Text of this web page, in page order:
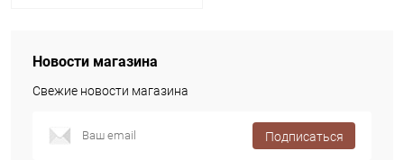
Новости магазина
Свежие новости магазина
Подписаться